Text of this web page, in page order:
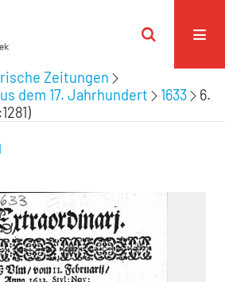
Zeitungen
dem 17. Jahrhundert
1633
6.